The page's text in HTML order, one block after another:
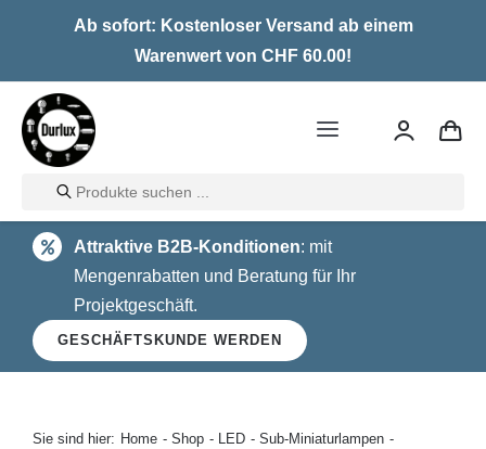
Ab sofort: Kostenloser Versand ab einem
Warenwert von CHF 60.00!
Toggle
Home
LED
Halogen
Glühlampen
Products
search
Attraktive B2B-Konditionen: mit
Mengenrabatten und Beratung für Ihr
Projektgeschäft.
GESCHÄFTSKUNDE WERDEN
Sie sind hier: Home Shop LED
Sub-Miniaturlampen